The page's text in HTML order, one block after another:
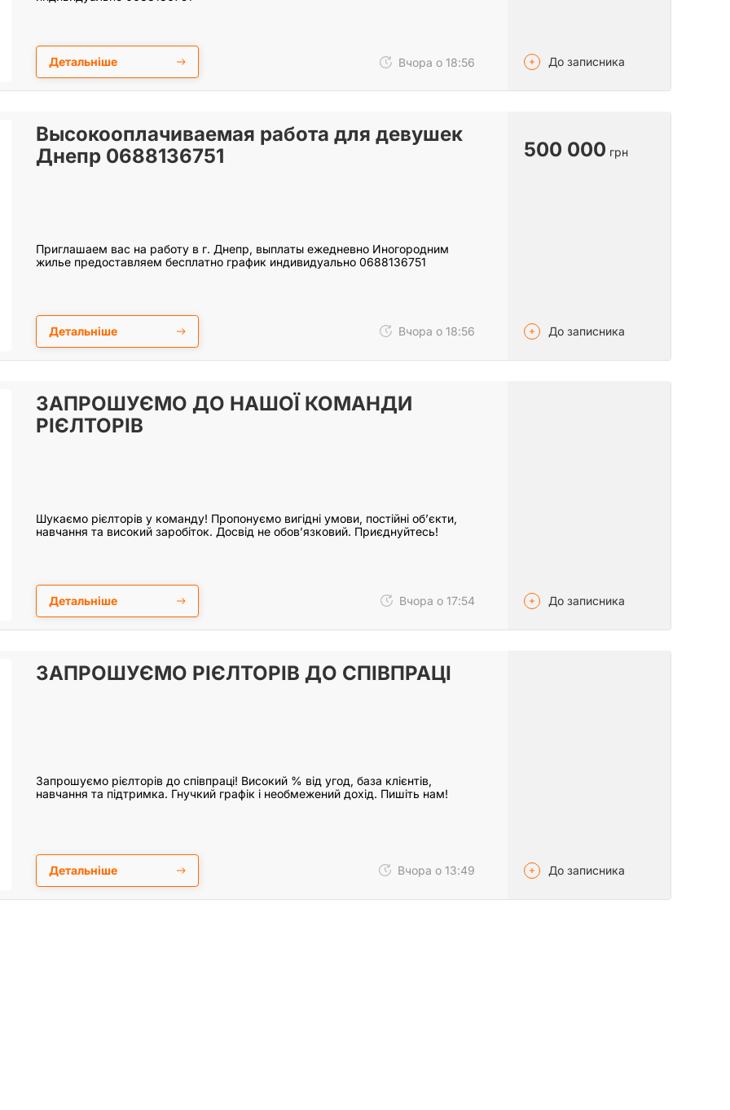
Детальніше Вчора о 18:56 До записника
Высокооплачиваемая работа для девушек
Днепр 0688136751
Приглашаем вас на работу в г. Днепр, выплаты ежедневно Иногородним
жилье предоставляем бесплатно график индивидуально 0688136751
Детальніше Вчора о 18:56
500 000 грн
До записника
ЗАПРОШУЄМО ДО НАШОЇ КОМАНДИ
РІЄЛТОРІВ
Шукаємо рієлторів у команду! Пропонуємо вигідні умови, постійні об’єкти,
навчання та високий заробіток. Досвід не обов’язковий. Приєднуйтесь!
Детальніше Вчора о 17:54 До записника
ЗАПРОШУЄМО РІЄЛТОРІВ ДО СПІВПРАЦІ
Запрошуємо рієлторів до співпраці! Високий % від угод, база клієнтів,
навчання та підтримка. Гнучкий графік і необмежений дохід. Пишіть нам!
Детальніше Вчора о 13:49 До записника